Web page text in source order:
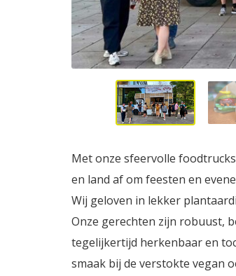
Met onze sfeervolle
en land af om feesten en
Wij geloven in lekker
Onze gerechten zijn robuust,
tegelijkertijd herkenbaar en
smaak bij de verstokte vegan